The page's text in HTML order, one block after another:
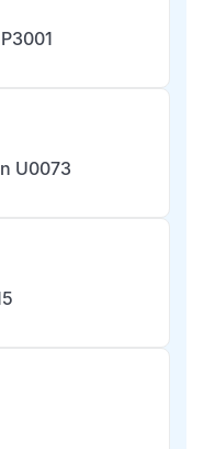
U0073